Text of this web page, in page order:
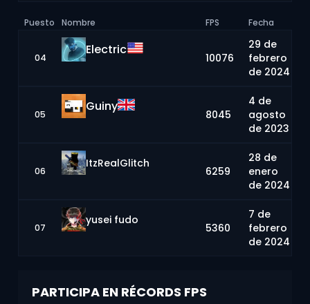
Puesto Nombre FPS Fecha
04
Electric
10076
29 de
febrero
de 2024
05
Guiny
8045
4 de
agosto
de 2023
06
ItzRealGlitch
6259
28 de
enero
de 2024
07
yusei fudo
5360
7 de
febrero
de 2024
PARTICIPA EN RÉCORDS FPS